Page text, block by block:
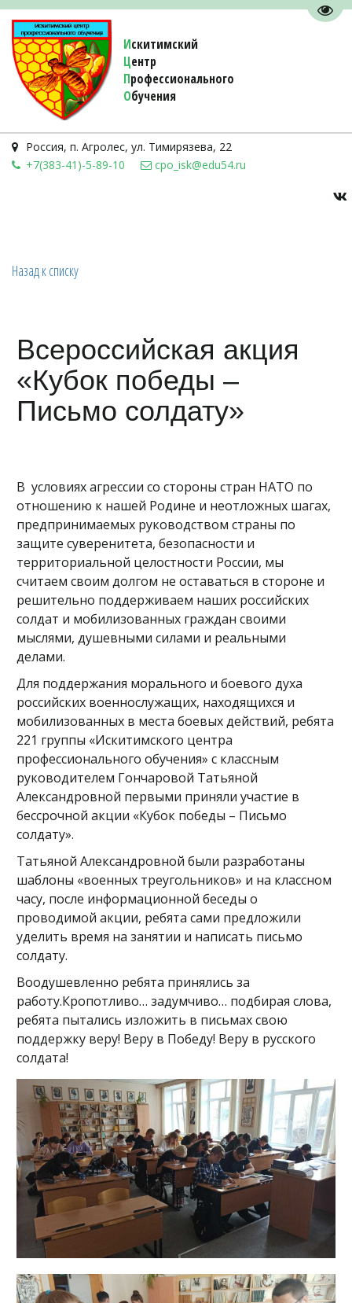
Искитимский
Центр
Профессионального
Обучения
Россия, п. Агролес, ул. Тимирязева, 22
+7(383-41)-5-89-10
cpo_isk@edu54.ru
Назад к списку
Всероссийская акция
«Кубок победы –
Письмо солдату»
В условиях агрессии со стороны стран НАТО по
отношению к нашей Родине и неотложных шагах,
предпринимаемых руководством страны по
защите суверенитета, безопасности и
территориальной целостности России, мы
считаем своим долгом не оставаться в стороне и
решительно поддерживаем наших российских
солдат и мобилизованных граждан своими
мыслями, душевными силами и реальными
делами.
Для поддержания морального и боевого духа
российских военнослужащих, находящихся и
мобилизованных в места боевых действий, ребята
221 группы «Искитимского центра
профессионального обучения» с классным
руководителем Гончаровой Татьяной
Александровной первыми приняли участие в
бессрочной акции «Кубок победы – Письмо
солдату».
Татьяной Александровной были разработаны
шаблоны «военных треугольников» и на классном
часу, после информационной беседы о
проводимой акции, ребята сами предложили
уделить время на занятии и написать письмо
солдату.
Воодушевленно ребята принялись за
работу.Кропотливо… задумчиво… подбирая слова,
ребята пытались изложить в письмах свою
поддержку веру! Веру в Победу! Веру в русского
солдата!